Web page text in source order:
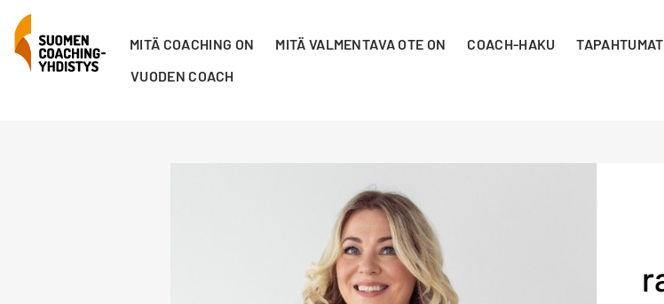
MITÄ COACHING ON MITÄ VALMENTAVA OTE ON COACH-HAKU TAPAHTUMAT
VUODEN COACH